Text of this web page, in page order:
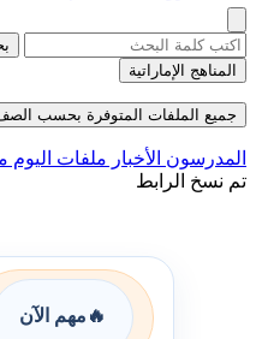
المناهج الإماراتية
جميع الملفات المتوفرة بحسب الصف
المدرسون الأخبار ملفات اليوم
تم نسخ الرابط
🔥 مهم الآن